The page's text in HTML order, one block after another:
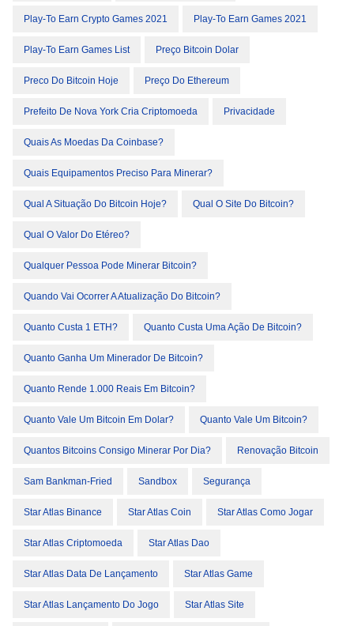
Play-To Earn Crypto Games 2021 Play-To Earn Games 2021
Play-To Earn Games List Preço Bitcoin Dolar
Preco Do Bitcoin Hoje Preço Do Ethereum
Prefeito De Nova York Cria Criptomoeda Privacidade
Quais As Moedas Da Coinbase?
Quais Equipamentos Preciso Para Minerar?
Qual A Situação Do Bitcoin Hoje? Qual O Site Do Bitcoin?
Qual O Valor Do Etéreo?
Qualquer Pessoa Pode Minerar Bitcoin?
Quando Vai Ocorrer A Atualização Do Bitcoin?
Quanto Custa 1 ETH? Quanto Custa Uma Ação De Bitcoin?
Quanto Ganha Um Minerador De Bitcoin?
Quanto Rende 1.000 Reais Em Bitcoin?
Quanto Vale Um Bitcoin Em Dolar? Quanto Vale Um Bitcoin?
Quantos Bitcoins Consigo Minerar Por Dia? Renovação Bitcoin
Sam Bankman-Fried Sandbox Segurança
Star Atlas Binance Star Atlas Coin Star Atlas Como Jogar
Star Atlas Criptomoeda Star Atlas Dao
Star Atlas Data De Lançamento Star Atlas Game
Star Atlas Lançamento Do Jogo Star Atlas Site